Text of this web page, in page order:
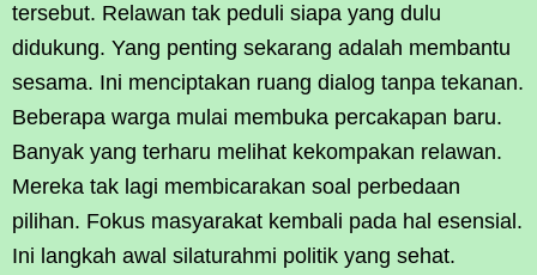
tersebut. Relawan tak peduli siapa yang dulu
didukung. Yang penting sekarang adalah membantu
sesama. Ini menciptakan ruang dialog tanpa tekanan.
Beberapa warga mulai membuka percakapan baru.
Banyak yang terharu melihat kekompakan relawan.
Mereka tak lagi membicarakan soal perbedaan
pilihan. Fokus masyarakat kembali pada hal esensial.
Ini langkah awal silaturahmi politik yang sehat.